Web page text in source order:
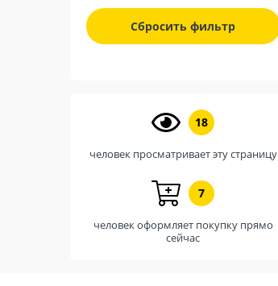
Сбросить фильтр
18
человек просматривает эту страницу
7
человек оформляет покупку прямо
сейчас